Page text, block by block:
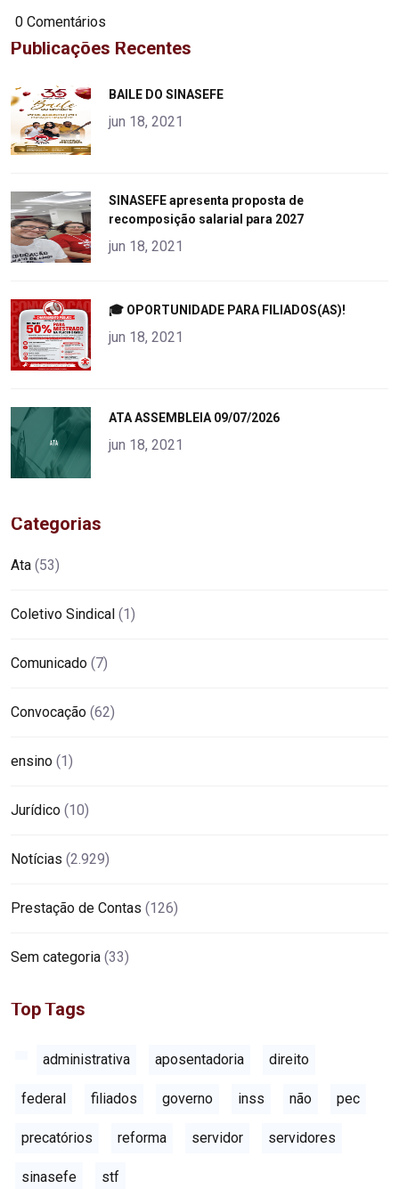
0 Comentários
Publicações Recentes
alt="product">
BAILE DO SINASEFE
jun 18, 2021
alt="product">
SINASEFE apresenta proposta de
recomposição salarial para 2027
jun 18, 2021
alt="product">
🎓 OPORTUNIDADE PARA FILIADOS(AS)!
jun 18, 2021
alt="product">
ATA ASSEMBLEIA 09/07/2026
jun 18, 2021
Categorias
Ata (53)
Coletivo Sindical (1)
Comunicado (7)
Convocação (62)
ensino (1)
Jurídico (10)
Notícias (2.929)
Prestação de Contas (126)
Sem categoria (33)
Top Tags
administrativa aposentadoria direito
federal filiados governo inss não pec
precatórios reforma servidor servidores
sinasefe stf